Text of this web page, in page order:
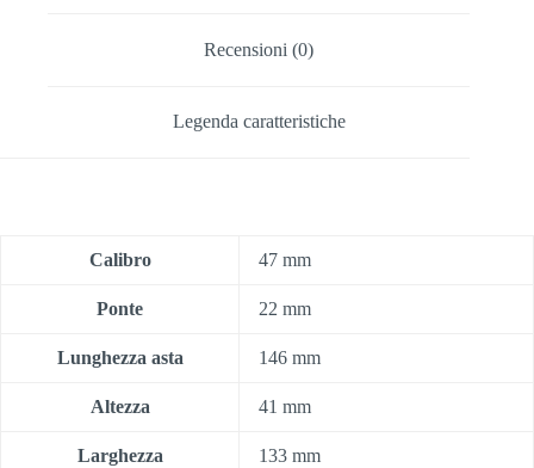
Recensioni (0)
Legenda caratteristiche
Calibro 47 mm
Ponte 22 mm
Lunghezza asta 146 mm
Altezza 41 mm
Larghezza 133 mm